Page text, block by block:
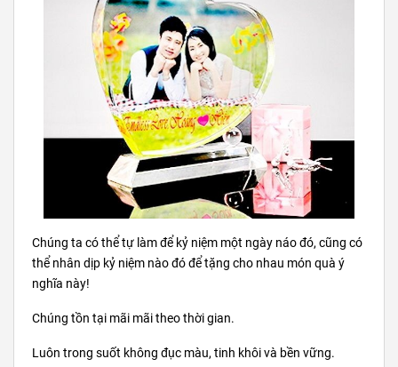
Chúng ta có thể tự làm để kỷ niệm một ngày náo đó, cũng có
thể nhân dịp kỷ niệm nào đó để tặng cho nhau món quà ý
nghĩa này!
Chúng tồn tại mãi mãi theo thời gian.
Luôn trong suốt không đục màu, tinh khôi và bền vững.